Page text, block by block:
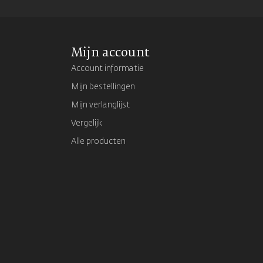
Mijn account
Account informatie
Mijn bestellingen
Mijn verlanglijst
Vergelijk
Alle producten